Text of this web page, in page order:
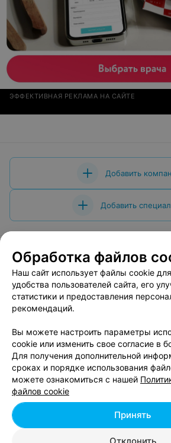
ЭФФЕКТИВНАЯ РЕКЛАМА НА САЙТЕ
Добавить
Добавить
О проекте Новости проекта
Вакансии
Публичный договор
Публичный договор по
Пользовательское
Написать в
Связаться по вопросам
Обработка персональных
Обработка файлов
Наш сайт использует файлы cookie
удобства пользователей сайта, его
статистики и предоставления
рекомендаций.
Вы можете настроить параметры
cookie или изменить свое согласие в
Для получения дополнительной
сроках и порядке использования
можете ознакомиться с нашей
файлов cookie
Принять